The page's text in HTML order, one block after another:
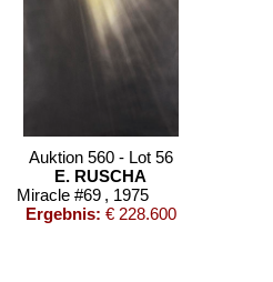
Auktion 560 - Lot 56
E. RUSCHA
Miracle #69 , 1975
Ergebnis: € 228.600